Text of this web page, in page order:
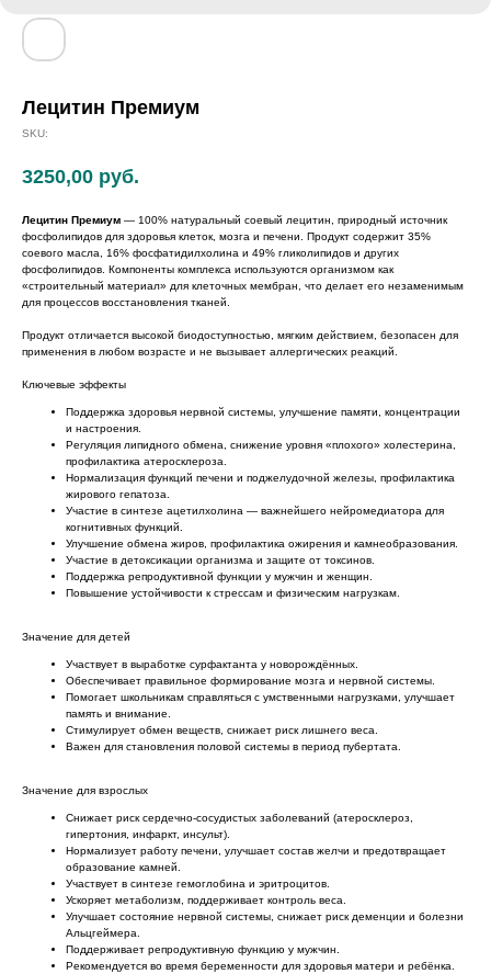
Лецитин Премиум
SKU:
3250,00 руб.
Лецитин Премиум — 100% натуральный соевый лецитин, природный источник
фосфолипидов для здоровья клеток, мозга и печени. Продукт содержит 35%
соевого масла, 16% фосфатидилхолина и 49% гликолипидов и других
фосфолипидов. Компоненты комплекса используются организмом как
«строительный материал» для клеточных мембран, что делает его незаменимым
для процессов восстановления тканей.
Продукт отличается высокой биодоступностью, мягким действием, безопасен для
применения в любом возрасте и не вызывает аллергических реакций.
Ключевые эффекты
Поддержка здоровья нервной системы, улучшение памяти, концентрации
и настроения.
Регуляция липидного обмена, снижение уровня «плохого» холестерина,
профилактика атеросклероза.
Нормализация функций печени и поджелудочной железы, профилактика
жирового гепатоза.
Участие в синтезе ацетилхолина — важнейшего нейромедиатора для
когнитивных функций.
Улучшение обмена жиров, профилактика ожирения и камнеобразования.
Участие в детоксикации организма и защите от токсинов.
Поддержка репродуктивной функции у мужчин и женщин.
Повышение устойчивости к стрессам и физическим нагрузкам.
Значение для детей
Участвует в выработке сурфактанта у новорождённых.
Обеспечивает правильное формирование мозга и нервной системы.
Помогает школьникам справляться с умственными нагрузками, улучшает
память и внимание.
Стимулирует обмен веществ, снижает риск лишнего веса.
Важен для становления половой системы в период пубертата.
Значение для взрослых
Снижает риск сердечно-сосудистых заболеваний (атеросклероз,
гипертония, инфаркт, инсульт).
Нормализует работу печени, улучшает состав желчи и предотвращает
образование камней.
Участвует в синтезе гемоглобина и эритроцитов.
Ускоряет метаболизм, поддерживает контроль веса.
Улучшает состояние нервной системы, снижает риск деменции и болезни
Альцгеймера.
Поддерживает репродуктивную функцию у мужчин.
Рекомендуется во время беременности для здоровья матери и ребёнка.